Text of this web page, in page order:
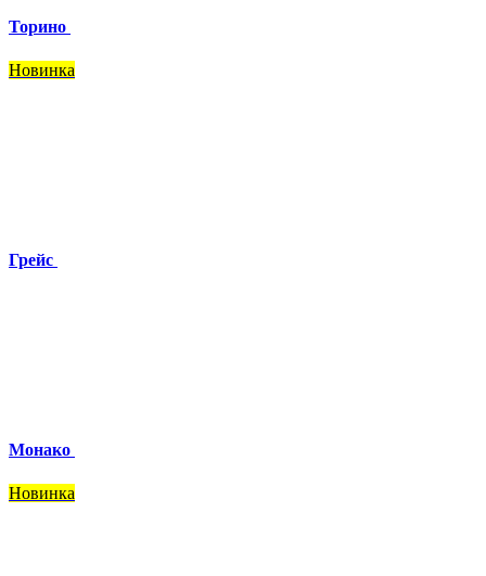
Торино
Новинка
Грейс
Монако
Новинка